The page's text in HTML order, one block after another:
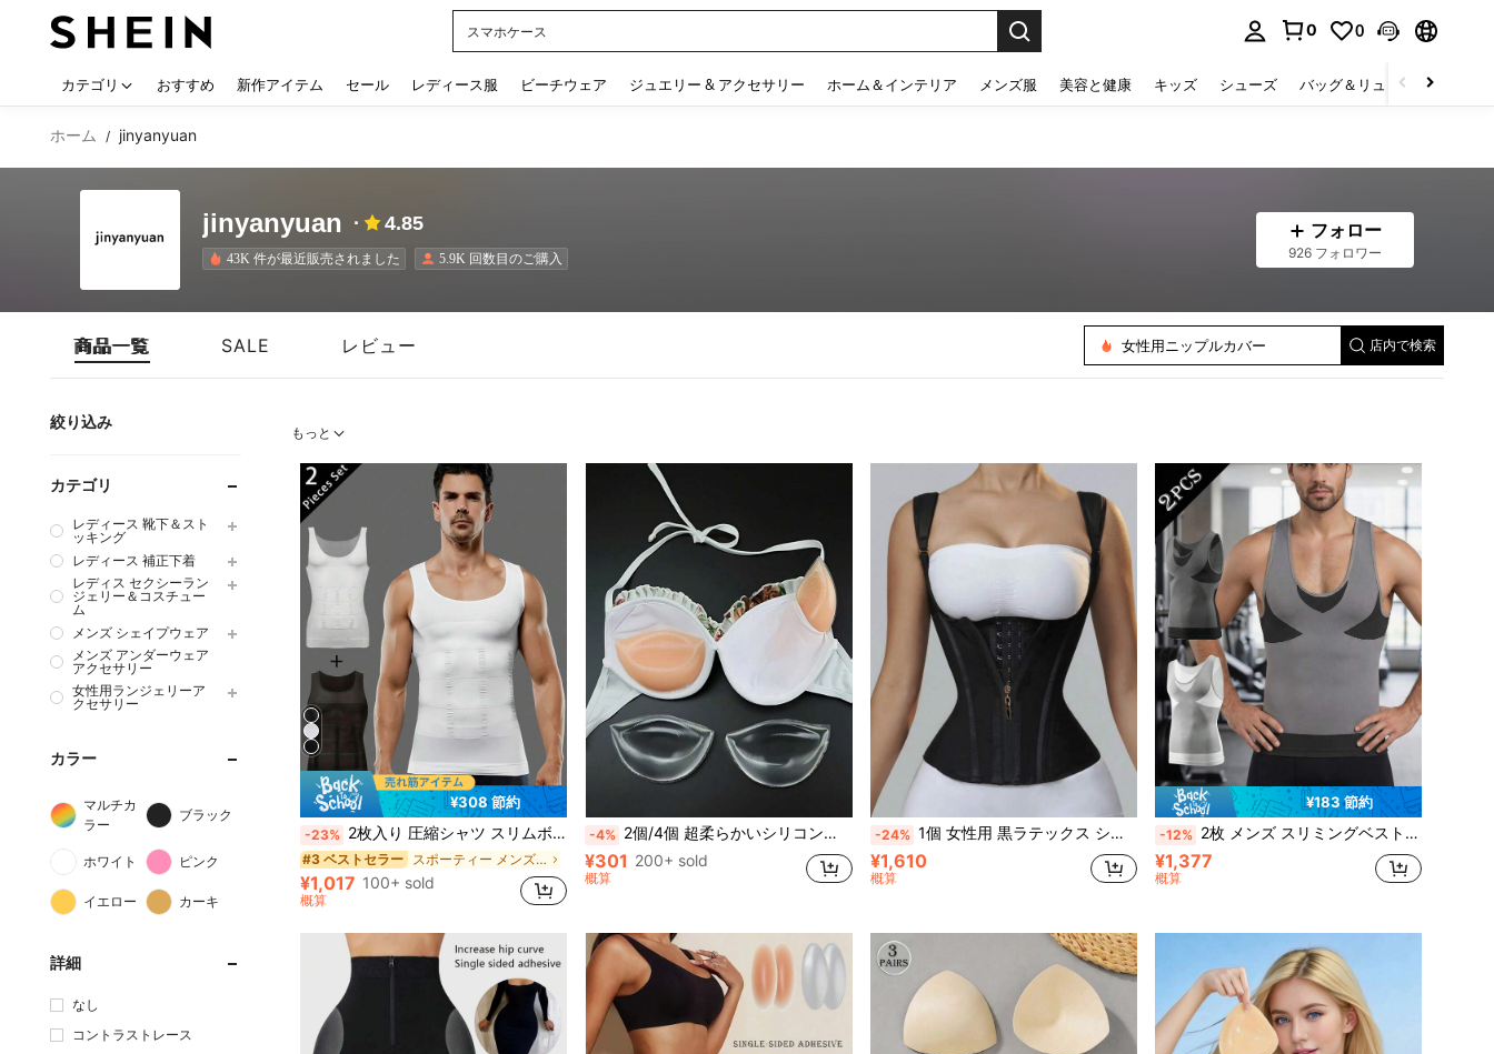
シール
0 0
カテゴリ おすすめ 新作アイテム セール レディース服 ビーチウェア ジュエリー & アクセサリー ホーム＆インテリア メンズ服 美容と健康 キッズ シューズ バッグ＆リュック
ホーム / jinyanyuan
jinyanyuan 4.85
43K 件が最近販売されました 5.9K 回数目のご購入
フォロー
926 フォロワー
商品一覧 SALE レビュー
女性シェイプシフターとプロテクター
女性用ブラジャーアクセサリー
女性用ニップルカバー
店内で検索
絞り込み
カテゴリ
レディース 靴下＆スト
ッキング
レディース 補正下着
レディス セクシーラン
ジェリー＆コスチュー
ム
メンズ シェイプウェア
メンズ アンダーウェア
アクセサリー
女性用ランジェリーア
クセサリー
カラー
マルチカ
ラー
ブラック
ホワイト ピンク
イエロー カーキ
詳細
なし
コントラストレース
もっと
¥308 節約
-23% 2枚入り 圧縮シャツ スリムボディトップ ノースリーブ 腹部シェイプウェア 女性化乳房圧縮シャツ、お腹引き締めアンダーシャツ-数秒で着替え
#3 ベストセラー スポーティー メンズシェイプウェアトップス
¥1,017 100+ sold
概算
-4% 2個/4個 超柔らかいシリコンブラパッド、ブレスト強化ジェル、ブレストリフティング、ビキニストラップ、シームレスブラリフト、柔らかく快適な女性用ランジェリーアクセサリー
¥301 200+ sold
概算
-24% 1個 女性用 黒ラテックス シェイプウェア、シェイピングトップ、ウエストシンチャー、スリミングコルセット、コロンビア式ウエストトレーナー、デイリーヨガやシェイピングに適しています、レトロウエストベルト
¥1,610
概算
¥183 節約
-12% 2枚 メンズ スリミングベスト お腹コントロール シェイプウェア タンクトップ チェスト圧縮シャツ ボディシェイパー ジャイノコマスティア圧縮アンダーシャツ お腹 腹部シェイプ インナー ジム ワークアウト
¥1,377
概算